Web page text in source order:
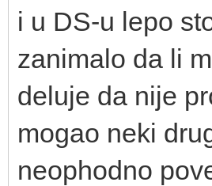
i u DS-u lepo
zanimalo da li
deluje da nije
mogao neki
neophodno